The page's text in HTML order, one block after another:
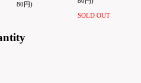
80円)
SOLD OUT